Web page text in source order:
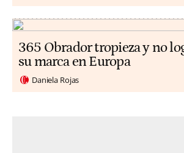
365 Obrador tropieza y no
su marca en Europa
Daniela Rojas